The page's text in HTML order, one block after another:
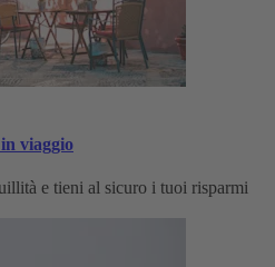
viaggio
e tieni al sicuro i tuoi risparmi